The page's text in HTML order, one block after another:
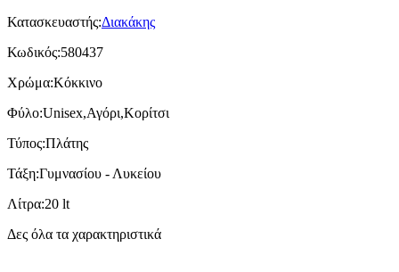
Κατασκευαστής:Διακάκης
Κωδικός:580437
Χρώμα:Κόκκινο
Φύλο:Unisex,Αγόρι,Κορίτσι
Τύπος:Πλάτης
Τάξη:Γυμνασίου - Λυκείου
Λίτρα:20 lt
Δες όλα τα χαρακτηριστικά